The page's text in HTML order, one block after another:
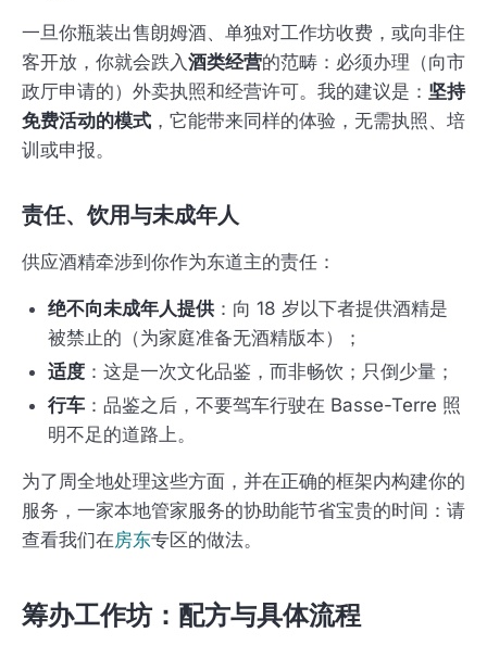
一旦你瓶装出售朗姆酒、单独对工作坊收费，或向非住
客开放，你就会跌入 酒类经营的范畴：必须办理（向市
政厅申请的）外卖执照和经营许可。我的建议是： 坚持
免费活动的模式 ，它能带来同样的体验，无需执照、培
训或申报。
责任、饮用与未成年人
供应酒精牵涉到你作为东道主的责任：
绝不向未成年人提供：向 18 岁以下者提供酒精是
被禁止的（为家庭准备无酒精版本）；
适度 ：这是一次文化品鉴，而非畅饮；只倒少量；
行车 ：品鉴之后，不要驾车行驶在 Basse-Terre 照
明不足的道路上。
为了周全地处理这些方面，并在正确的框架内构建你的
服务，一家本地管家服务的协助能节省宝贵的时间：请
查看我们在房东专区的做法。
筹办工作坊：配方与具体流程